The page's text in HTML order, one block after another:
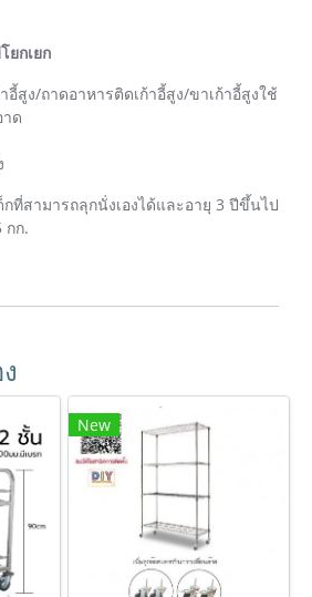
ยกเยก
สูง/ถาดอาหารติดเก้าอี้สูง/ขาเก้าอี้สูงใช้
ด
ที่สามารถลุกนั่งเองได้และอายุ 3 ปีขึ้นไป
กก.
New